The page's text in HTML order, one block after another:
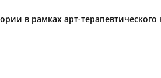
в рамках арт-